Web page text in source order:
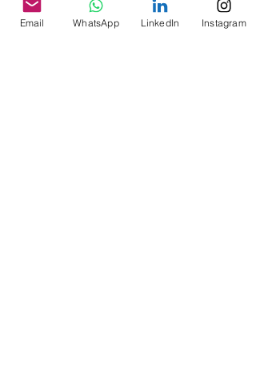
Email WhatsApp LinkedIn Instagram